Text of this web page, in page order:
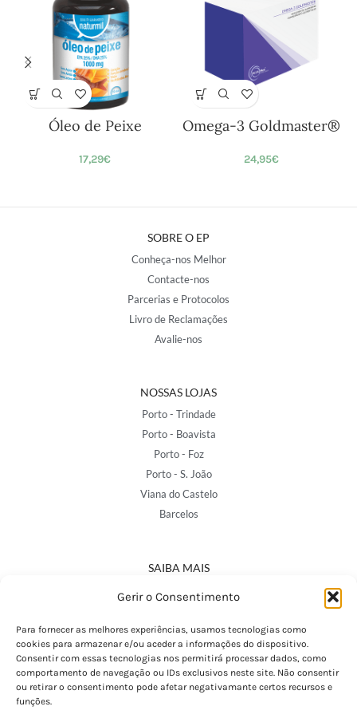
Gerir o Consentimento
Para fornecer as melhores experiências, usamos tecnologias como
cookies para armazenar e/ou aceder a informações do dispositivo.
Consentir com essas tecnologias nos permitirá processar dados, como
comportamento de navegação ou IDs exclusivos neste site. Não consentir
ou retirar o consentimento pode afetar negativamante certos recursos e
funções.
Óleo de Peixe
17,29€
Omega-3 Goldmaster®
24,95€
SOBRE O EP
Conheça-nos Melhor
Contacte-nos
Parcerias e Protocolos
Livro de Reclamações
Avalie-nos
NOSSAS LOJAS
Porto - Trindade
Porto - Boavista
Porto - Foz
Porto - S. João
Viana do Castelo
Barcelos
SAIBA MAIS
Política de Privacidade
Termos e Condições
Perguntas Frequentes
Custos de Envio
Encomendas Internacionais